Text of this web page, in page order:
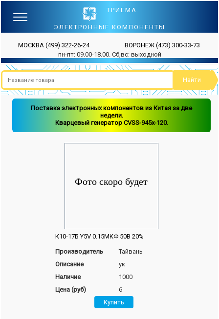
ТРИЕМА
ЭЛЕКТРОННЫЕ КОМПОНЕНТЫ
МОСКВА (499) 322-26-24 ВОРОНЕЖ (473) 300-33-73
пн-пт: 09.00-18.00. Сб,вс: выходной
Поставка электронных компонентов из Китая за две
недели.
Кварцевый генератор CVSS-945x-120.
К10-17Б Y5V 0.15МКФ 50В 20%
Производитель
Тайвань
Описание
ук
Наличие
1000
Цена (руб)
6